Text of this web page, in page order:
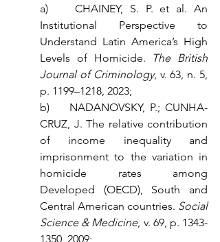
a)    CHAINEY, S. P. et al. An
Institutional Perspective to
Understand Latin America’s High
Levels of Homicide.
The British
Journal of Criminology, v. 63, n. 5,
p. 1199–1218, 2023;
b)    NADANOVSKY, P.; CUNHA-
CRUZ, J. The relative contribution
of income inequality and
imprisonment to the variation in
homicide rates among
Developed (OECD), South and
Central American countries. Social
Science & Medicine, v. 69, p. 1343-
1350, 2009;